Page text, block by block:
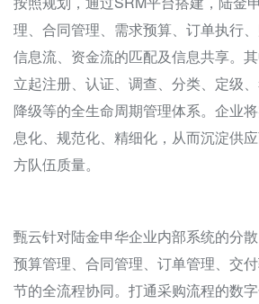
理、合同管理、需求预算、订单执行、
信息流、资金流的匹配及信息共享。
立起注册、认证、调查、分类、定级
降级等的全生命周期管理体系。企业
息化、规范化、精细化，从而沉淀供
方队伍质量。
甄云针对陆金申华企业内部系统的分
预算管理、合同管理、订单管理、交
节的全流程协同。打通采购流程的数